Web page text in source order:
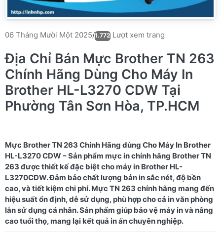
06 Tháng Mười Một 2025/1.772 Lượt xem trang
Địa Chỉ Bán Mực Brother TN 263
Chính Hãng Dùng Cho Máy In
Brother HL-L3270 CDW Tại
Phường Tân Sơn Hòa, TP.HCM
Mực Brother TN 263 Chính Hãng dùng Cho Máy In Brother
HL-L3270 CDW – Sản phẩm mực in chính hãng Brother TN
263 được thiết kế đặc biệt cho máy in Brother HL-
L3270CDW. Đảm bảo chất lượng bản in sắc nét, độ bền
cao, và tiết kiệm chi phí. Mực TN 263 chính hãng mang đến
hiệu suất ổn định, dễ sử dụng, phù hợp cho cả in văn phòng
lẫn sử dụng cá nhân. Sản phẩm giúp bảo vệ máy in và nâng